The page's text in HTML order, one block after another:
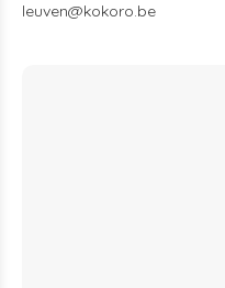
leuven@kokoro.be